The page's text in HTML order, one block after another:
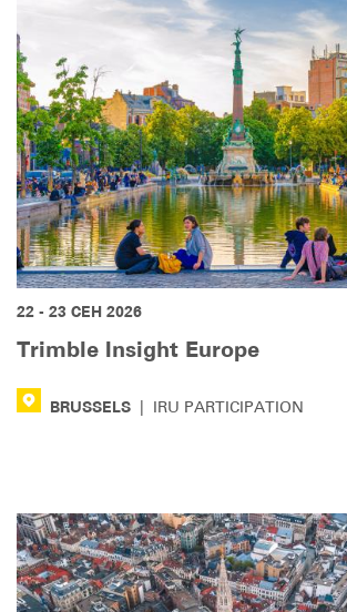
22 - 23 СЕН 2026
Trimble Insight Europe
BRUSSELS IRU PARTICIPATION